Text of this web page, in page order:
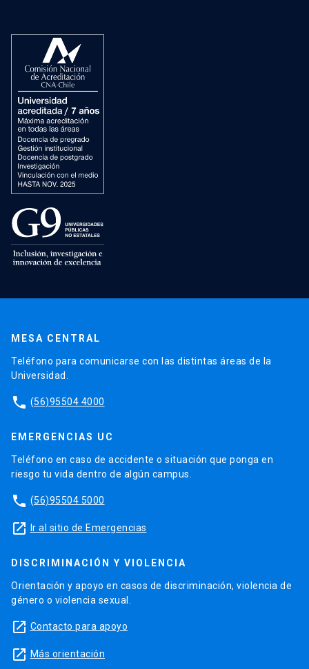
MESA CENTRAL
Teléfono para comunicarse con las distintas áreas de la
Universidad.
phone (56)95504 4000
EMERGENCIAS UC
Teléfono en caso de accidente o situación que ponga en
riesgo tu vida dentro de algún campus.
phone (56)95504 5000
launch Ir al sitio de Emergencias
DISCRIMINACIÓN Y VIOLENCIA
Orientación y apoyo en casos de discriminación, violencia de
género o violencia sexual.
launch Contacto para apoyo
launch Más orientación